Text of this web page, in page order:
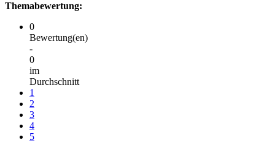
Themabewertung:
0
Bewertung(en)
-
0
im
Durchschnitt
1
2
3
4
5